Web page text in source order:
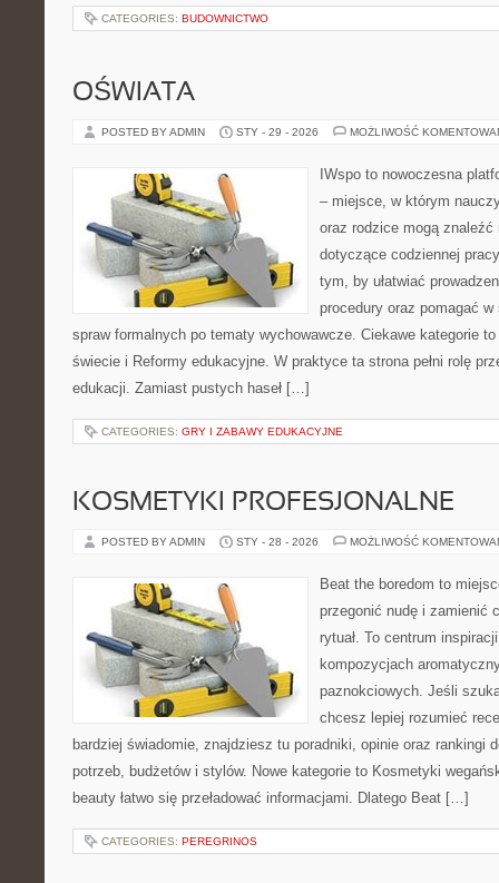
CATEGORIES: BUDOWNICTWO
OŚWIATA
POSTED BY ADMIN STY - 29 - 2026 MOŻLIWOŚĆ
IWspo to nowoczesna
– miejsce, w którym
oraz rodzice mogą znaleźć
dotyczące codziennej
tym, by ułatwiać
procedury oraz pomagać
spraw formalnych po tematy wychowawcze. Ciekawe kategorie
świecie i Reformy edukacyjne. W praktyce ta strona pełni rolę
edukacji. Zamiast pustych haseł […]
CATEGORIES: GRY I ZABAWY EDUKACYJNE
KOSMETYKI PROFESJONALNE
POSTED BY ADMIN STY - 28 - 2026 MOŻLIWOŚĆ
Beat the boredom to
przegonić nudę i zamienić
rytuał. To centrum
kompozycjach
paznokciowych. Jeśli
chcesz lepiej rozumieć
bardziej świadomie, znajdziesz tu poradniki, opinie oraz rankingi
potrzeb, budżetów i stylów. Nowe kategorie to Kosmetyki
beauty łatwo się przeładować informacjami. Dlatego Beat […]
CATEGORIES: PEREGRINOS